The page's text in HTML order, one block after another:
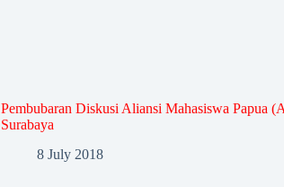
Pembubaran Diskusi Aliansi Mahasiswa Papua
Surabaya
8 July 2018